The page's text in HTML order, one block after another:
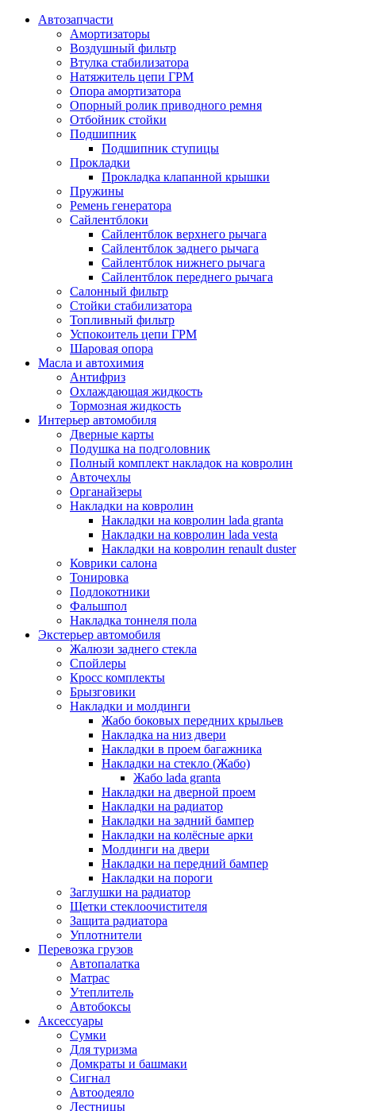
Автозапчасти
Амортизаторы
Воздушный фильтр
Втулка стабилизатора
Натяжитель цепи ГРМ
Опора амортизатора
Опорный ролик приводного ремня
Отбойник стойки
Подшипник
Подшипник ступицы
Прокладки
Прокладка клапанной крышки
Пружины
Ремень генератора
Сайлентблоки
Сайлентблок верхнего рычага
Сайлентблок заднего рычага
Сайлентблок нижнего рычага
Сайлентблок переднего рычага
Салонный фильтр
Стойки стабилизатора
Топливный фильтр
Успокоитель цепи ГРМ
Шаровая опора
Масла и автохимия
Антифриз
Охлаждающая жидкость
Тормозная жидкость
Интерьер автомобиля
Дверные карты
Подушка на подголовник
Полный комплект накладок на ковролин
Авточехлы
Органайзеры
Накладки на ковролин
Накладки на ковролин lada granta
Накладки на ковролин lada vesta
Накладки на ковролин renault duster
Коврики салона
Тонировка
Подлокотники
Фальшпол
Накладка тоннеля пола
Экстерьер автомобиля
Жалюзи заднего стекла
Спойлеры
Кросс комплекты
Брызговики
Накладки и молдинги
Жабо боковых передних крыльев
Накладка на низ двери
Накладки в проем багажника
Накладки на стекло (Жабо)
Жабо lada granta
Накладки на дверной проем
Накладки на радиатор
Накладки на задний бампер
Накладки на колёсные арки
Молдинги на двери
Накладки на передний бампер
Накладки на пороги
Заглушки на радиатор
Щетки стеклоочистителя
Защита радиатора
Уплотнители
Перевозка грузов
Автопалатка
Матрас
Утеплитель
Автобоксы
Аксессуары
Сумки
Для туризма
Домкраты и башмаки
Сигнал
Автоодеяло
Лестницы